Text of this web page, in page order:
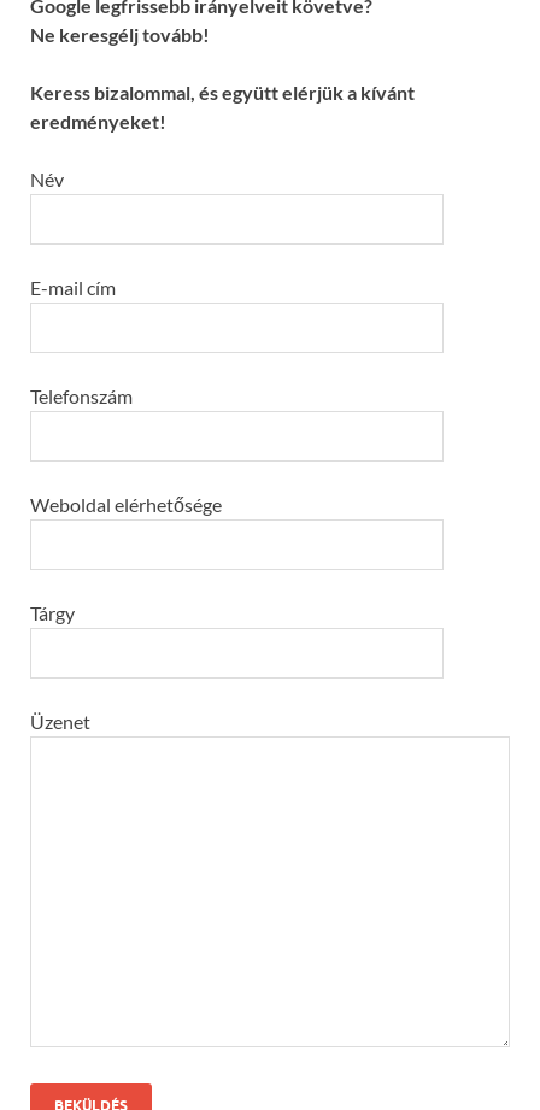
Google legfrissebb irányelveit követve?
Ne keresgélj tovább!
Keress bizalommal, és együtt elérjük a kívánt
eredményeket!
Név
E-mail cím
Telefonszám
Weboldal elérhetősége
Tárgy
Üzenet